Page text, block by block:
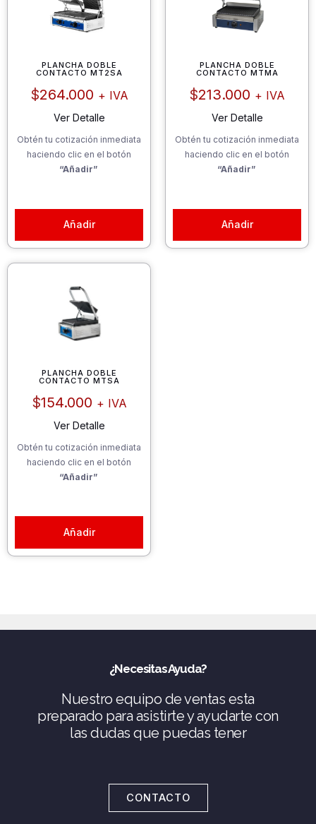
PLANCHA DOBLE
CONTACTO MT2SA
$264.000 + IVA
Ver Detalle
Obtén tu cotización inmediata
haciendo clic en el botón
“Añadir”
Añadir
PLANCHA DOBLE
CONTACTO MTMA
$213.000 + IVA
Ver Detalle
Obtén tu cotización inmediata
haciendo clic en el botón
“Añadir”
Añadir
PLANCHA DOBLE
CONTACTO MTSA
$154.000 + IVA
Ver Detalle
Obtén tu cotización inmediata
haciendo clic en el botón
“Añadir”
Añadir
¿Necesitas Ayuda?
Nuestro equipo de ventas esta
preparado para asistirte y ayudarte con
las dudas que puedas tener
CONTACTO